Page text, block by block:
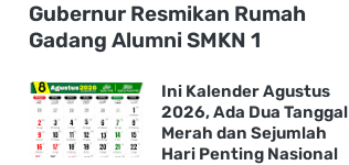
Gubernur Resmikan Rumah
Gadang Alumni SMKN 1
Ini Kalender Agustus
2026, Ada Dua Tanggal
Merah dan Sejumlah
Hari Penting Nasional